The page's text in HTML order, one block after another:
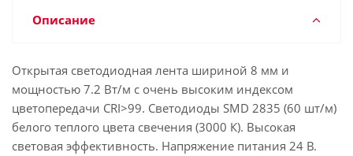
Описание
Открытая светодиодная лента шириной 8 мм и
мощностью 7.2 Вт/м с очень высоким индексом
цветопередачи CRI>99. Светодиоды SMD 2835 (60 шт/м)
белого теплого цвета свечения (3000 К). Высокая
световая эффективность. Напряжение питания 24 В.